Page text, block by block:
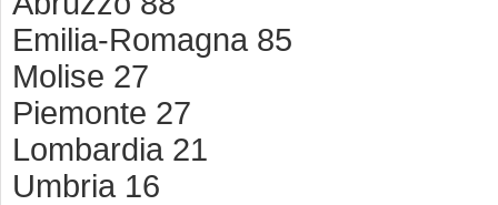
Emilia-Romagna 85
Molise 27
Piemonte 27
Lombardia 21
Umbria 16